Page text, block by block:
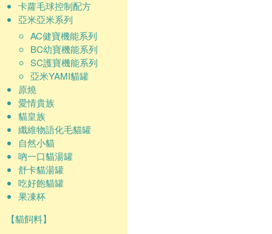
卡蘿毛球控制配方
亞米亞米系列
AC健寶機能系列
BC幼寶機能系列
SC護寶機能系列
亞米YAMI貓罐
原燒
愛情貴族
貓皇族
纖維物語化毛貓罐
自然小貓
吶一口貓湯罐
舒卡貓湯罐
吃好飽貓罐
果凍杯
【貓飼料】